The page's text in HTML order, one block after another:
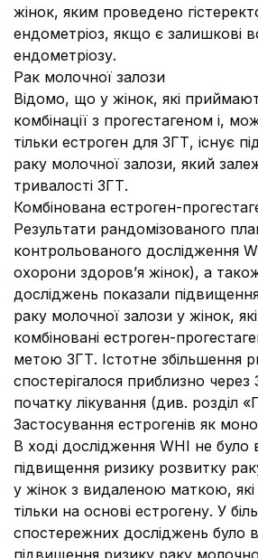
жінок, яким проведено
ендометріоз, якщо є залишкові
ендометріозу.
Рак молочної залози
Відомо, що у жінок, які
комбінації з прогестагеном і,
тільки естроген для ЗГТ, існує
раку молочної залози, який
тривалості ЗГТ.
Комбінована естроген-
Результати рандомізованого
контрольованого дослідження
охорони здоров’я жінок), а також
досліджень показали
раку молочної залози у жінок,
комбіновані естроген-
метою ЗГТ. Істотне збільшення
спостерігалося приблизно через
початку лікування (див. розділ
Застосування естрогенів як
В ході дослідження WHI не було
підвищення ризику розвитку
у жінок з видаленою маткою,
тільки на основі естрогену. У
спостережних досліджень було
підвищення ризику раку